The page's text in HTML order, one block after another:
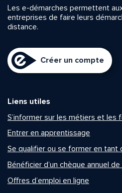
Les e-démarches permettent
entreprises de faire leurs
distance.
Créer un compte
Liens utiles
S’informer sur les métiers et les
Entrer en apprentissage
Se qualifier ou se former en tant
Bénéficier d’un chèque annuel
Offres d’emploi en ligne